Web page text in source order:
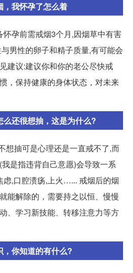
，我怀孕了怎么着
孕前需戒烟3个月,因烟草中有害
男性的卵子和精子质量,有可能会
建议:建议你和你的老公尽快戒
，保持健康的身体状态，对未来
还很想抽，这是为什么?
想抽可是心理还是一直戒不了,而
是指违背自己意愿)会导致一系
虑,口腔溃疡,上火…... 戒烟后的烟
能解除的，需要持之以恒、慢慢
、学习新技能、转移注意力等方
，你知道的有什么?